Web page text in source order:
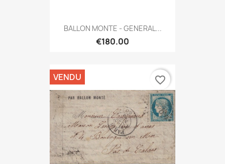
BALLON MONTE - GENERAL...
€180.00
VENDU favorite_border